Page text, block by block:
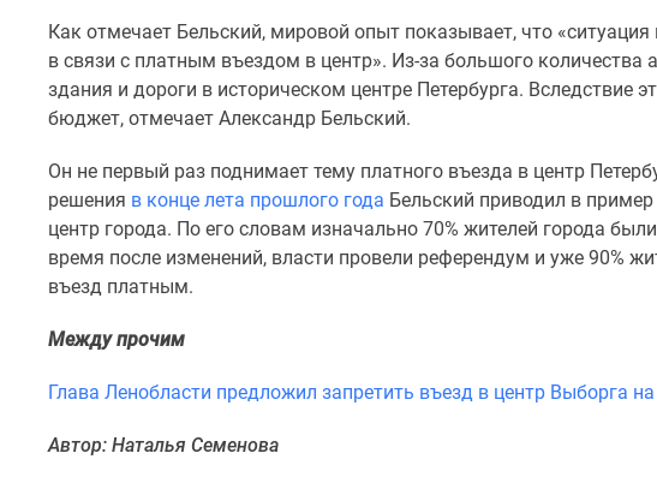
комнатные
Готовые
новостройки
комнатные
Новостройки
Петербурга
новостроек
Как отмечает Бельский, мировой опыт показывает, что
в связи с платным въездом в центр». Из-за большого количества
здания и дороги в историческом центре Петербурга. Вследствие
бюджет, отмечает Александр Бельский.
Он не первый раз поднимает тему платного въезда в центр
решения в конце лета прошлого года Бельский приводил в
центр города. По его словам изначально 70% жителей города
время после изменений, власти провели референдум и уже 90%
въезд платным.
Между прочим
Глава Ленобласти предложил запретить въезд в центр Выборга
Автор: Наталья Семенова